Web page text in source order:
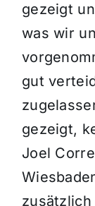
gezeigt
was wir
gut
gezeigt,
Joel